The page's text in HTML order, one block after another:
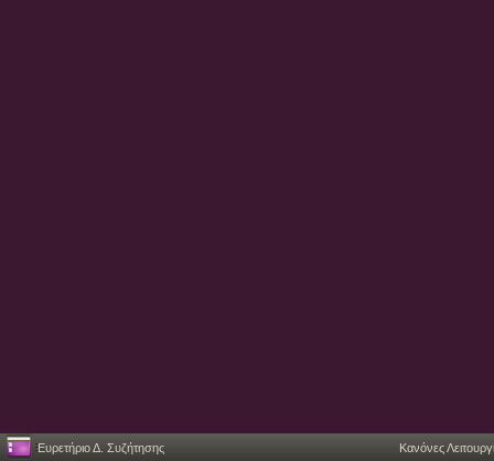
Ευρετήριο Δ. Συζήτησης Κανόνες